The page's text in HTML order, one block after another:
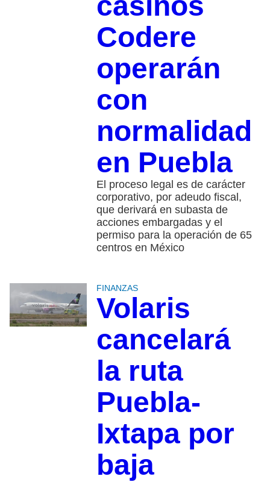
Codere
operarán
con
normalidad
en Puebla
El proceso legal es de carácter
corporativo, por adeudo fiscal,
que derivará en subasta de
acciones embargadas y el
permiso para la operación de 65
centros en México
FINANZAS
Volaris
cancelará
la ruta
Puebla-
Ixtapa por
baja